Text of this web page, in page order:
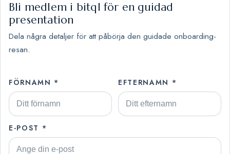
Bli medlem i bitql för en guidad
presentation
Dela några detaljer för att påbörja den guidade onboarding-
resan.
FÖRNAMN * EFTERNAMN *
E-POST *